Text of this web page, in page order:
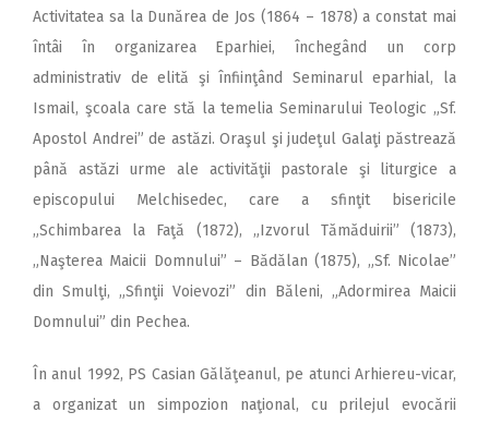
Activitatea sa la Dunărea de Jos (1864 – 1878) a constat mai
întâi în organizarea Eparhiei, închegând un corp
administrativ de elită şi înfiinţând Seminarul eparhial, la
Ismail, şcoala care stă la temelia Seminarului Teologic „Sf.
Apostol Andrei” de astăzi. Oraşul şi judeţul Galaţi păstrează
până astăzi urme ale activităţii pastorale şi liturgice a
episcopului Melchisedec, care a sfinţit bisericile
„Schimbarea la Faţă (1872), „Izvorul Tămăduirii” (1873),
„Naşterea Maicii Domnului” – Bădălan (1875), „Sf. Nicolae”
din Smulţi, „Sfinţii Voievozi” din Băleni, „Adormirea Maicii
Domnului” din Pechea.
În anul 1992, PS Casian Gălăţeanul, pe atunci Arhiereu-vicar,
a organizat un simpozion naţional, cu prilejul evocării